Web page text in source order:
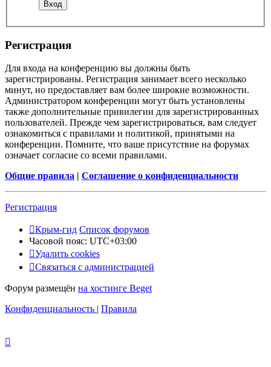
Регистрация
Для входа на конференцию вы должны быть
зарегистрированы. Регистрация занимает всего несколько
минут, но предоставляет вам более широкие возможности.
Администратором конференции могут быть установлены
также дополнительные привилегии для зарегистрированных
пользователей. Прежде чем зарегистрироваться, вам следует
ознакомиться с правилами и политикой, принятыми на
конференции. Помните, что ваше присутствие на форумах
означает согласие со всеми правилами.
Общие правила | Соглашение о конфиденциальности
Регистрация
Крым-гид Список форумов
Часовой пояс: UTC+03:00
Удалить cookies
Связаться с администрацией
Форум размещён на хостинге Beget
Конфиденциальность | Правила